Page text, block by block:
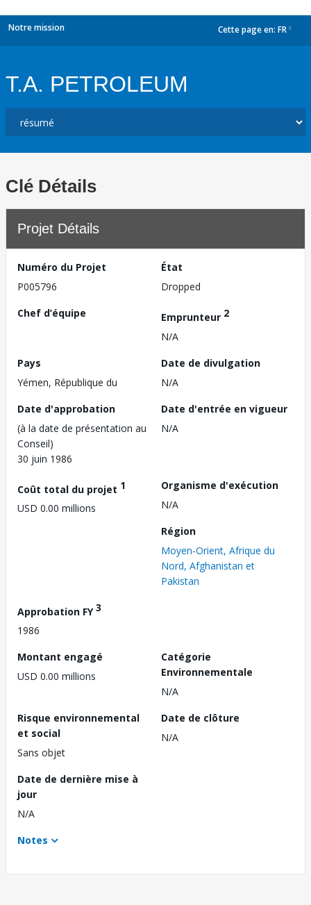
Notre mission Cette page en: FR
T.A. PETROLEUM
Clé Détails
Projet Détails
Numéro du Projet
P005796
État
Dropped
Chef d’équipe
Emprunteur 2
N/A
Pays
Yémen, République du
Date de divulgation
N/A
Date d'approbation
(à la date de présentation au
Conseil)
30 juin 1986
Date d'entrée en vigueur
N/A
Coût total du projet 1
USD 0.00 millions
Organisme d'exécution
N/A
Région
Moyen-Orient, Afrique du
Nord, Afghanistan et
Pakistan
Approbation FY3
1986
Montant engagé
USD 0.00 millions
Catégorie
Environnementale
N/A
Risque environnemental
et social
Sans objet
Date de clôture
N/A
Date de dernière mise à
jour
N/A
Notes